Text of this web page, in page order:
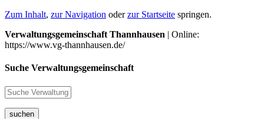
Zum Inhalt, zur Navigation oderzur Startseite springen.
Verwaltungsgemeinschaft Thannhausen | Online:
https://www.vg-thannhausen.de/
Suche Verwaltungsgemeinschaft
suchen